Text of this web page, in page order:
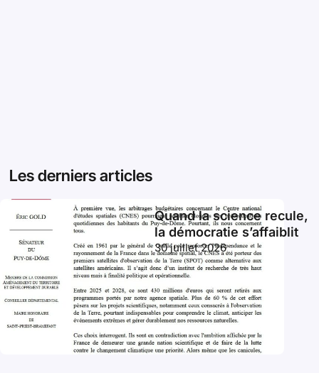
Les derniers articles
Quand la science recule,
la démocratie s’affaiblit
30 juillet 2026